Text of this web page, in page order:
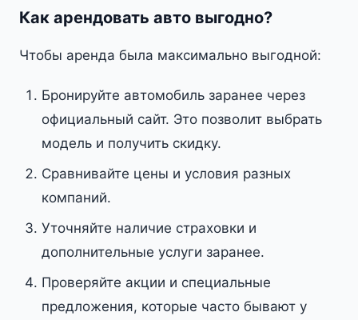
Как арендовать авто выгодно?
Чтобы аренда была максимально выгодной:
Бронируйте автомобиль заранее через
официальный сайт. Это позволит выбрать
модель и получить скидку.
Сравнивайте цены и условия разных
компаний.
Уточняйте наличие страховки и
дополнительные услуги заранее.
Проверяйте акции и специальные
предложения, которые часто бывают у